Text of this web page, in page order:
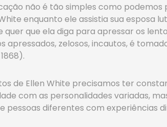
não é tão simples como
enquanto ele assistia sua esposa
quer que ela diga para apressar os
apressados, zelosos, incautos, é
de Ellen White precisamos ter
com as personalidades variadas,
pessoas diferentes com